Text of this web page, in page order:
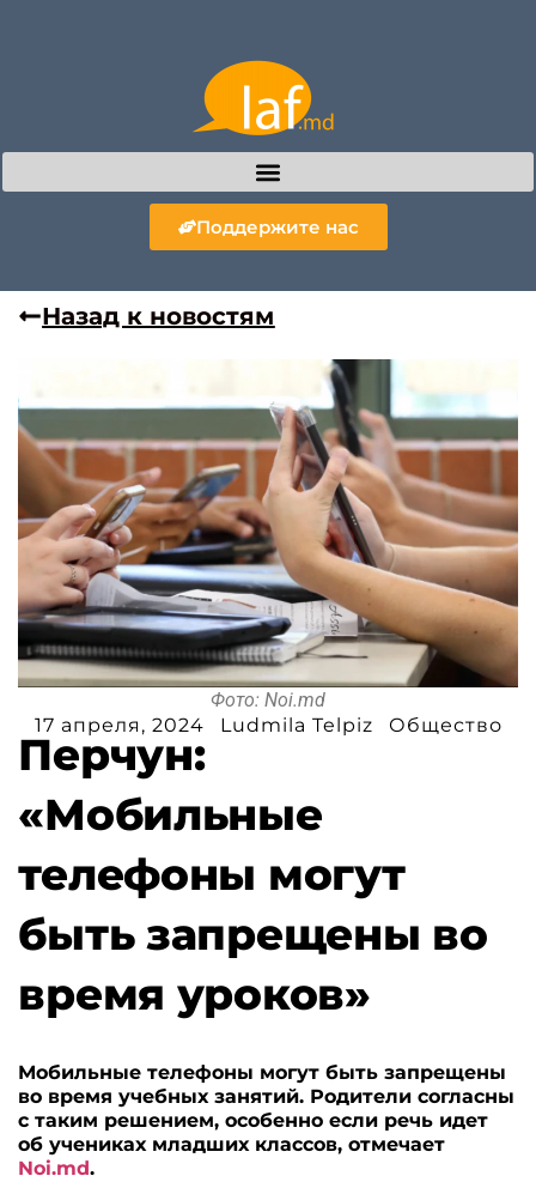
Поддержите нас
Назад к новостям
Фото: Noi.md
17 апреля, 2024
Ludmila Telpiz Общество
Перчун:
«Мобильные
телефоны могут
быть запрещены во
время уроков»
Мобильные телефоны могут быть запрещены
во время учебных занятий. Родители согласны
с таким решением, особенно если речь идет
об учениках младших классов, отмечает
Noi.md.